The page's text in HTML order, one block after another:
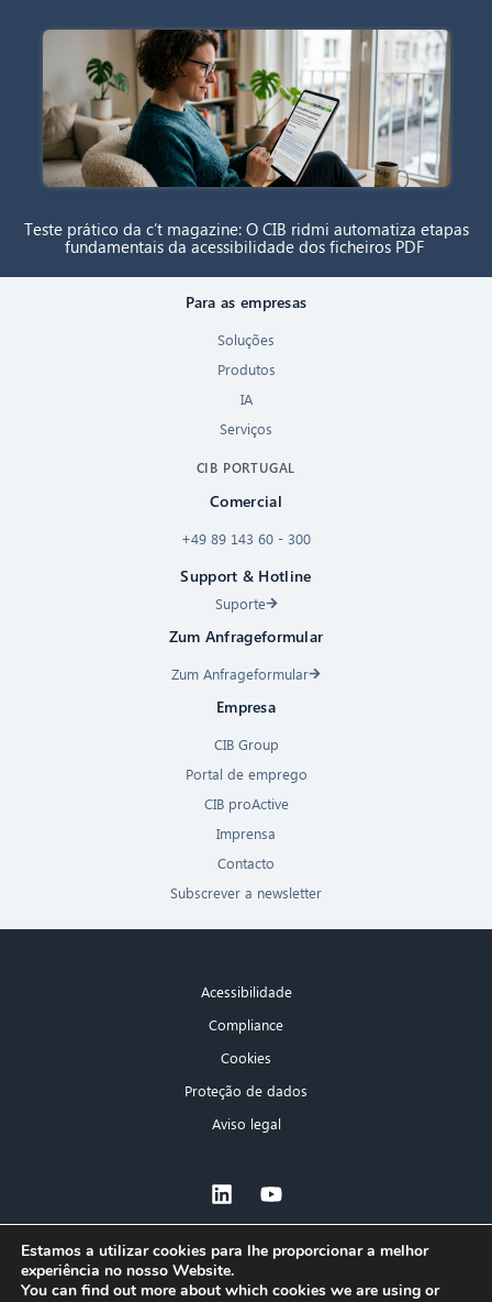
Teste prático da c’t magazine: O CIB ridmi automatiza etapas
fundamentais da acessibilidade dos ficheiros PDF
Para as empresas
Soluções
Produtos
IA
Serviços
CIB PORTUGAL
Comercial
+49 89 143 60 - 300
Support & Hotline
Suporte
Zum Anfrageformular
Zum Anfrageformular
Empresa
CIB Group
Portal de emprego
CIB proActive
Imprensa
Contacto
Subscrever a newsletter
Acessibilidade
Compliance
Cookies
Proteção de dados
Aviso legal
Estamos a utilizar cookies para lhe proporcionar a melhor
experiência no nosso Website.
You can find out more about which cookies we are using or